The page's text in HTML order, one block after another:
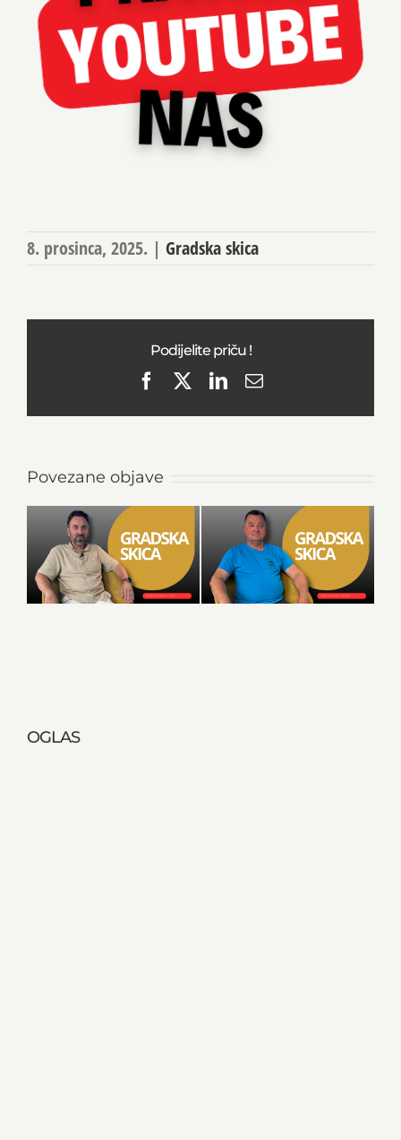
8. prosinca, 2025. | Gradska skica
Podijelite priču !
FacebookLinkedIn
Email
Povezane objave
OGLAS